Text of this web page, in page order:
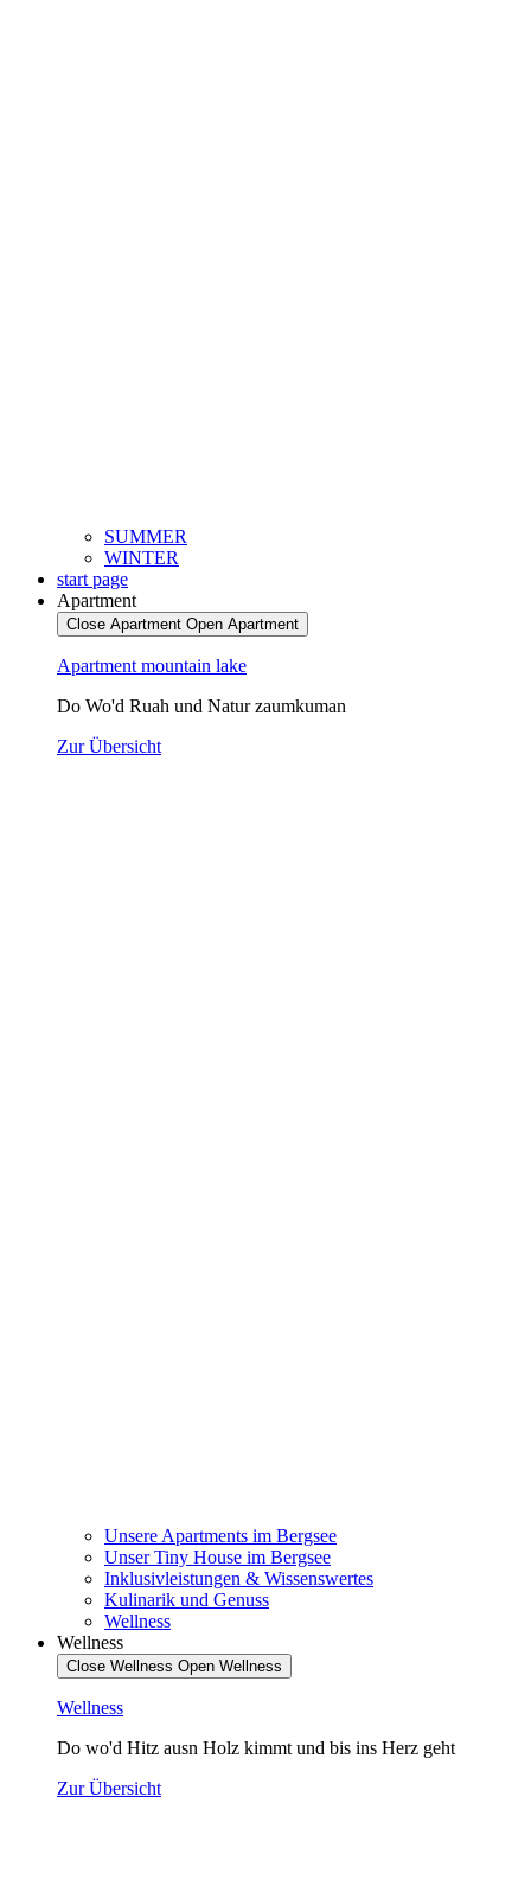
SUMMER
WINTER
start page
Apartment
Close Apartment Open Apartment
Apartment mountain lake
Do Wo'd Ruah und Natur zaumkuman
Zur Übersicht
Unsere Apartments im Bergsee
Unser Tiny House im Bergsee
Inklusivleistungen & Wissenswertes
Kulinarik und Genuss
Wellness
Wellness
Close Wellness Open Wellness
Wellness
Do wo'd Hitz ausn Holz kimmt und bis ins Herz geht
Zur Übersicht